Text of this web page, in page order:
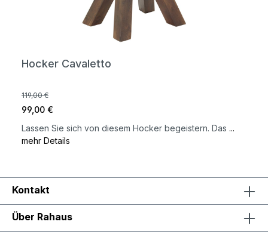
Hocker Cavaletto
119,00 €
99,00 €
Lassen Sie sich von diesem Hocker begeistern. Das ...
mehr Details
Kontakt
Über Rahaus